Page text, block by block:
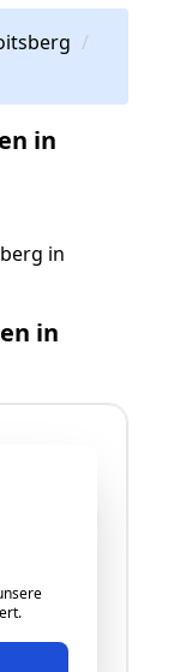
in
in
in
besteht
Bereich
dabei
Reihe
noch